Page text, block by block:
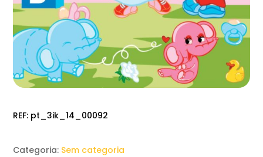
REF: pt_3ik_14_00092
Categoria: Sem categoria